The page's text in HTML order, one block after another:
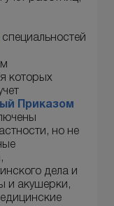
специальностей
которых
Приказом
но не
дела и
и акушерки,